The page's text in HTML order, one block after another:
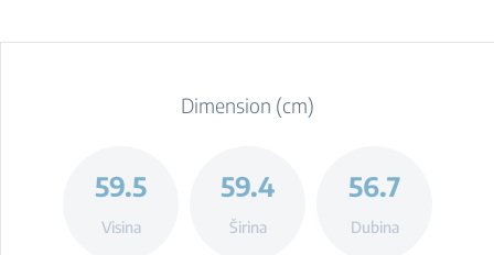
Dimension (cm)
59.5
Visina
59.4
Širina
56.7
Dubina